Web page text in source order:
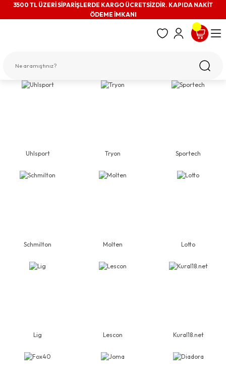
3500 TL ÜZERİ SİPARİŞLERDE KARGO ÜCRETSİZDİR. KAPIDA NAKİT
ÖDEME İMKANI
Uhlsport Tryon Sportech
Schmilton Molten Lotto
Lig Lescon Kural18.net